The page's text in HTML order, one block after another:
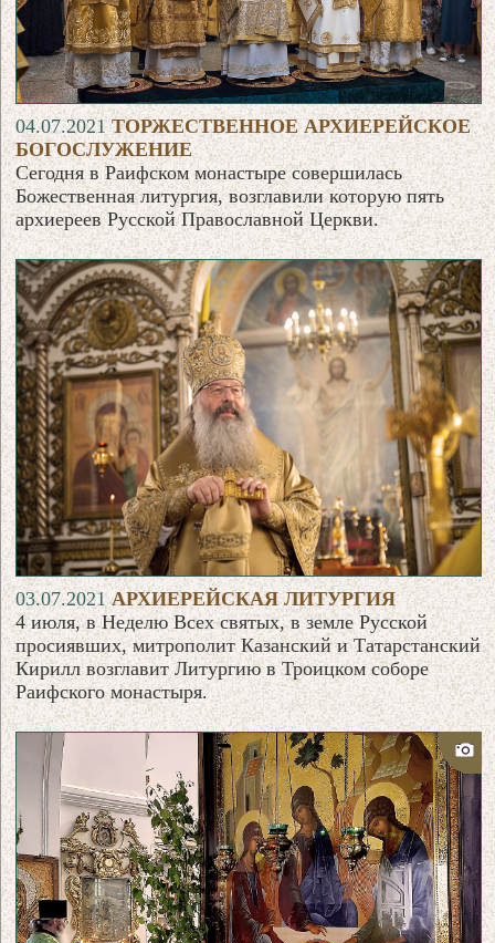
04.07.2021ТОРЖЕСТВЕННОЕ АРХИЕРЕЙСКОЕ
БОГОСЛУЖЕНИЕ
Сегодня в Раифском монастыре совершилась
Божественная литургия, возглавили которую пять
архиереев Русской Православной Церкви.
03.07.2021АРХИЕРЕЙСКАЯ ЛИТУРГИЯ
4 июля, в Неделю Всех святых, в земле Русской
просиявших, митрополит Казанский и Татарстанский
Кирилл возглавит Литургию в Троицком соборе
Раифского монастыря.